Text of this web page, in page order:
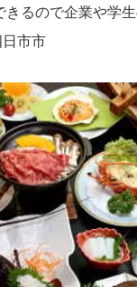
きるので企業や学
日市市